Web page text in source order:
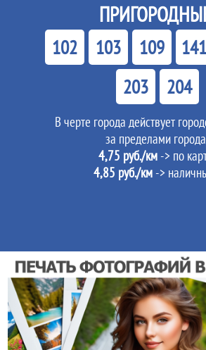
102 103 109
203
204
В черте города действует
за пределами
4,75 руб./км -> по
4,85 руб./км->